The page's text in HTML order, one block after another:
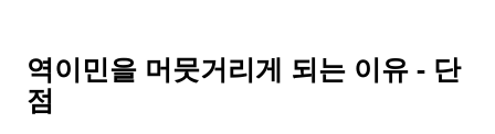
역이민을 머뭇거리게 되는 이유 - 단
점